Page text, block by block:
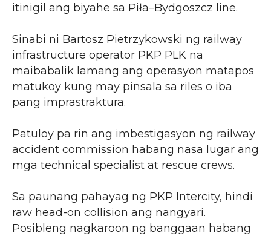
itinigil ang biyahe sa Piła–Bydgoszcz line.
Sinabi ni Bartosz Pietrzykowski ng railway
infrastructure operator PKP PLK na
maibabalik lamang ang operasyon matapos
matukoy kung may pinsala sa riles o iba
pang imprastraktura.
Patuloy pa rin ang imbestigasyon ng railway
accident commission habang nasa lugar ang
mga technical specialist at rescue crews.
Sa paunang pahayag ng PKP Intercity, hindi
raw head-on collision ang nangyari.
Posibleng nagkaroon ng banggaan habang